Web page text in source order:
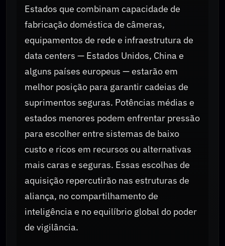
Estados que combinam capacidade de
fabricação doméstica de câmeras,
equipamentos de rede e infraestrutura de
data centers — Estados Unidos, China e
alguns países europeus — estarão em
melhor posição para garantir cadeias de
suprimentos seguras. Potências médias e
estados menores podem enfrentar pressão
para escolher entre sistemas de baixo
custo e ricos em recursos ou alternativas
mais caras e seguras. Essas escolhas de
aquisição repercutirão nas estruturas de
aliança, no compartilhamento de
inteligência e no equilíbrio global do poder
de vigilância.